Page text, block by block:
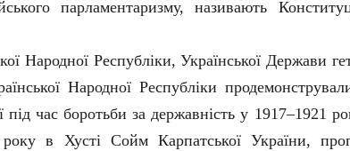
парламентаризму, називають
Народної Республіки, Української Держави
Народної Республіки
під час боротьби за державність у 1917–1921
в Хусті Сойм Карпатської України,